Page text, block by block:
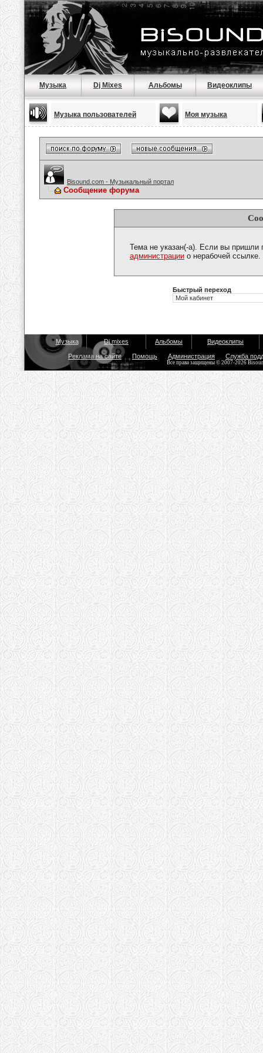
Музыка Dj Mixes Альбомы Видеоклипы
Музыка пользователей Моя музыка
Bisound.com - Музыкальный портал
Сообщение форума
Тема не указан(-а). Если вы пришли
администрации о нерабочей ссылке.
Быстрый переход
Музыка Dj mixes Альбомы Видеоклипы
Реклама на сайте Помощь Администрация Служба
Все права защищены © 2007-2026